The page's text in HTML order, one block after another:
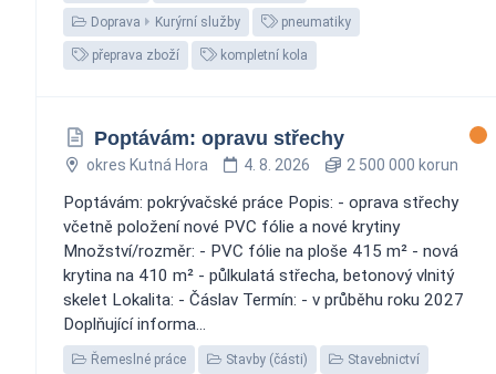
Doprava Kurýrní služby pneumatiky
přeprava zboží kompletní kola
Poptávám: opravu střechy
okres Kutná Hora 4. 8. 2026 2 500 000 korun
Poptávám: pokrývačské práce Popis: - oprava střechy
včetně položení nové PVC fólie a nové krytiny
Množství/rozměr: - PVC fólie na ploše 415 m² - nová
krytina na 410 m² - půlkulatá střecha, betonový vlnitý
skelet Lokalita: - Čáslav Termín: - v průběhu roku 2027
Doplňující informa...
Řemeslné práce Stavby (části) Stavebnictví